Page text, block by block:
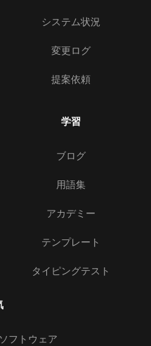
システム状況
変更ログ
提案依頼
学習
ブログ
用語集
アカデミー
テンプレート
タイピングテスト
フトウェア